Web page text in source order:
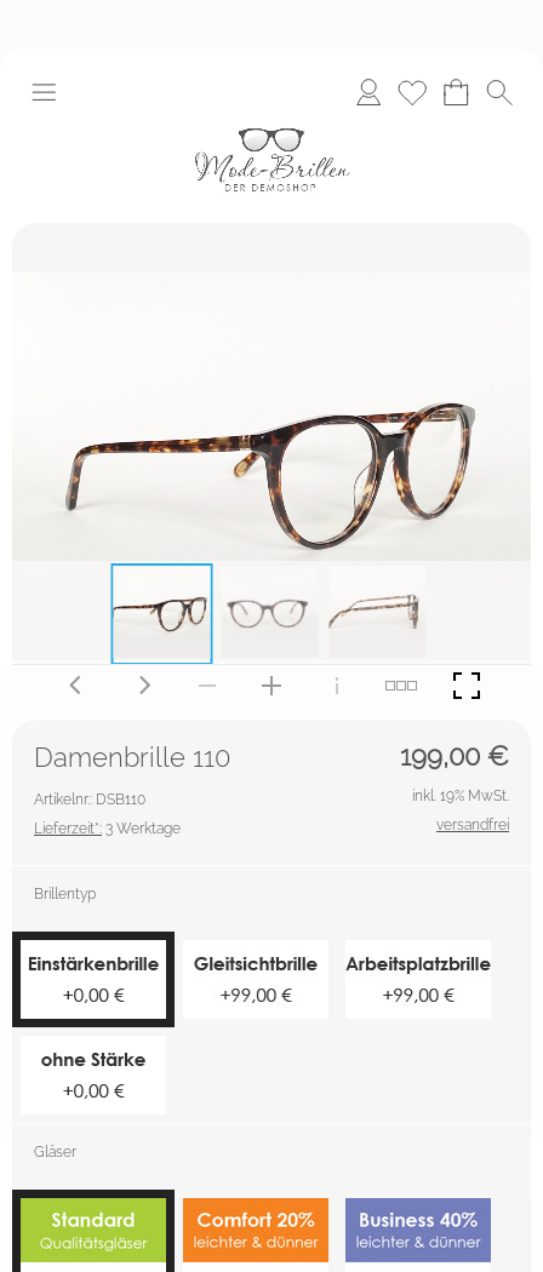
199,00 €
Damenbrille 110
Artikelnr.: DSB110
Lieferzeit*: 3 Werktage
inkl. 19% MwSt.
versandfrei
Brillentyp
Gläser